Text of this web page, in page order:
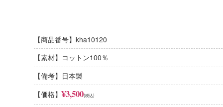
【商品番号】kha10120
【素材】コットン100％
コットン100%
肌触りのよさ、安心感
コットンは繊維の中で「肌触りのよさ」に優れています。デリケ
です。吸水性に優れていて、夏は涼しく冬には暖かいという特徴
【備考】日本製
【価格】¥3,500(税込)